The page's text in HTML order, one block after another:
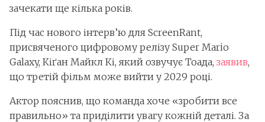
зачекати ще кілька років.
Під час нового інтерв’ю для ScreenRant,
присвяченого цифровому релізу Super Mario
Galaxy, Кіґан Майкл Кі, який озвучує Тоада, заявив,
що третій фільм може вийти у 2029 році.
Актор пояснив, що команда хоче «зробити все
правильно» та приділити увагу кожній деталі. За